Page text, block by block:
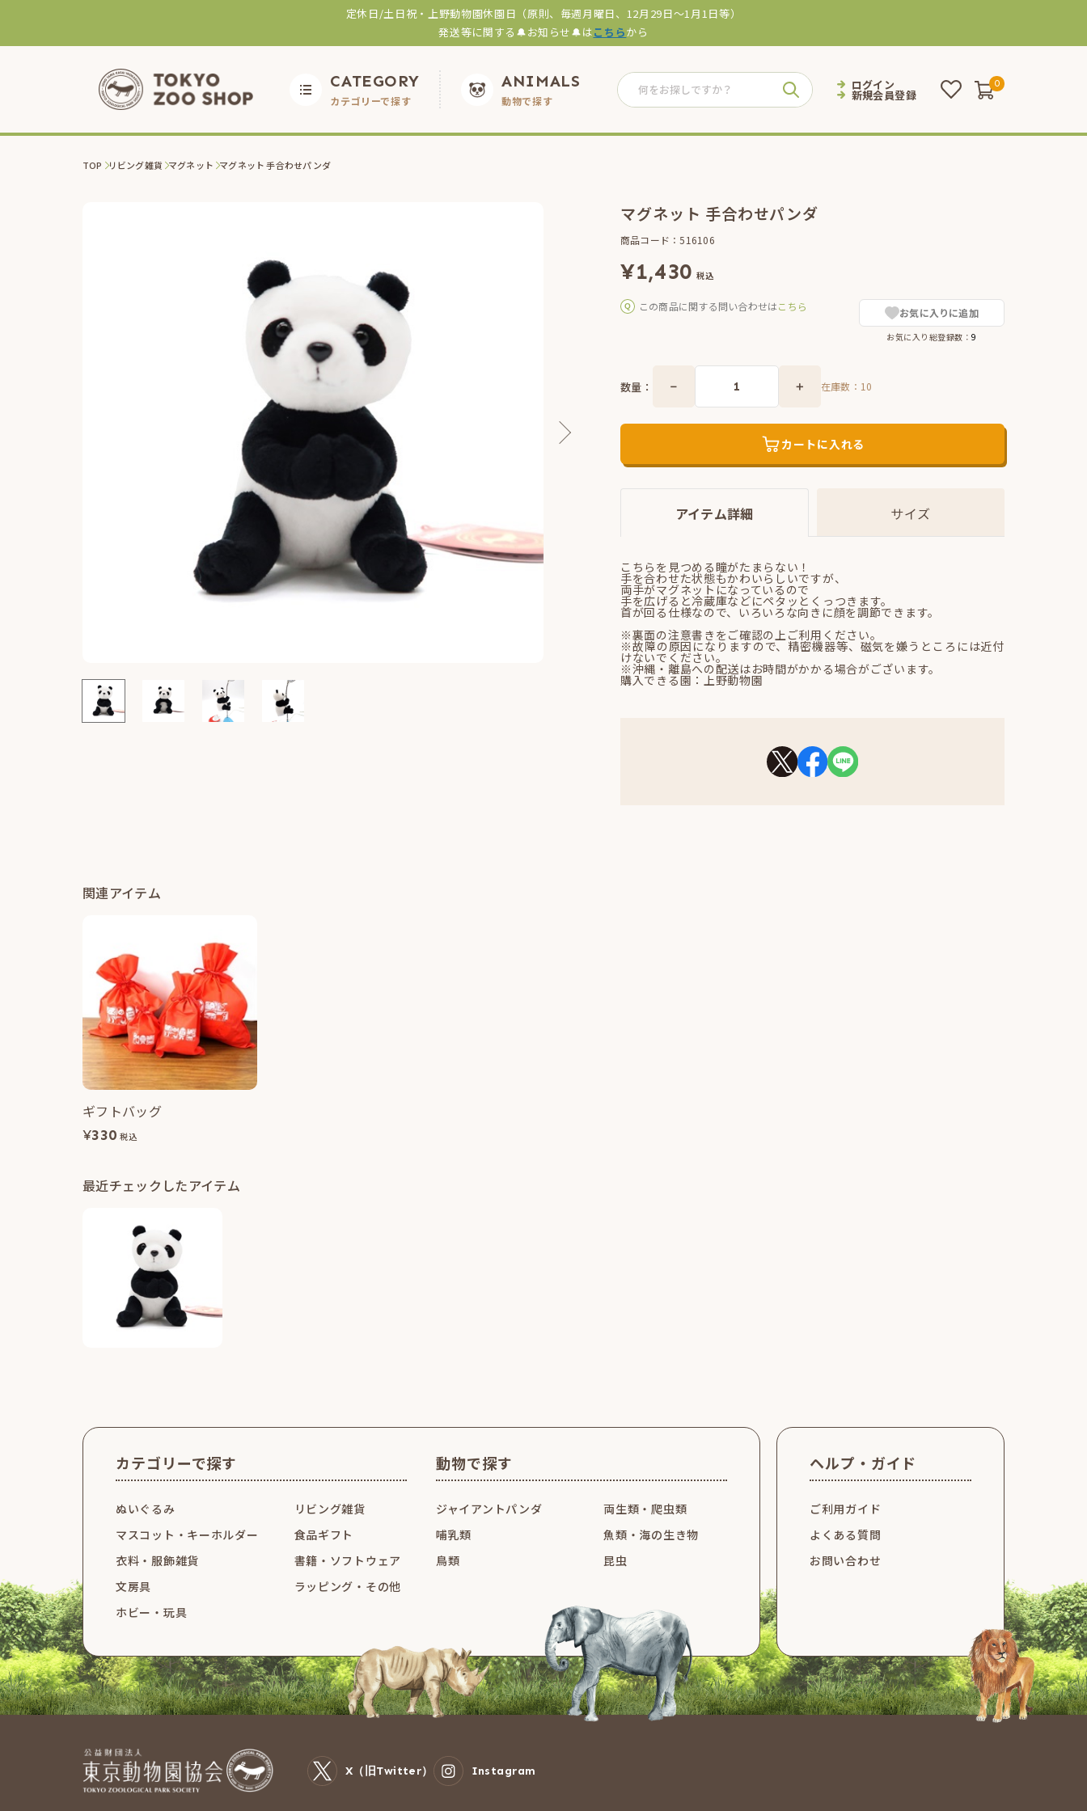
定休日/土日祝・上野動物園休園日（原則、毎週月曜日、12月29日～1月1日等）
発送等に関する🔔お知らせ🔔はこちらから
CATEGORY
カテゴリーで探す
ANIMALS
動物で探す
ログイン
新規会員登録
0
TOP リビング雑貨 マグネット マグネット 手合わせパンダ
マグネット 手合わせパンダ
商品コード：516106
¥1,430 税込
この商品に関する問い合わせはこちら お気に入りに追加
お気に入り総登録数：9
数量： 在庫数： 10
カートに入れる
アイテム詳細 サイズ
こちらを見つめる瞳がたまらない！
手を合わせた状態もかわいらしいですが、
両手がマグネットになっているので
手を広げると冷蔵庫などにペタッとくっつきます。
首が回る仕様なので、いろいろな向きに顔を調節できます。
※裏面の注意書きをご確認の上ご利用ください。
※故障の原因になりますので、精密機器等、磁気を嫌うところには近付
けないでください。
※沖縄・離島への配送はお時間がかかる場合がございます。
購入できる園：上野動物園
関連アイテム
ギフトバッグ
¥330 税込
最近チェックしたアイテム
カテゴリーで探す
ぬいぐるみ
マスコット・ キーホルダー
衣料・服飾雑貨
文房具
ホビー・玩具
リビング雑貨
食品ギフト
書籍・ソフトウェア
ラッピング・その他
動物で探す
ジャイアントパンダ
哺乳類
鳥類
両生類・爬虫類
魚類・海の生き物
昆虫
ヘルプ・ガイド
ご利用ガイド
よくある質問
お問い合わせ
X（旧Twitter） Instagram